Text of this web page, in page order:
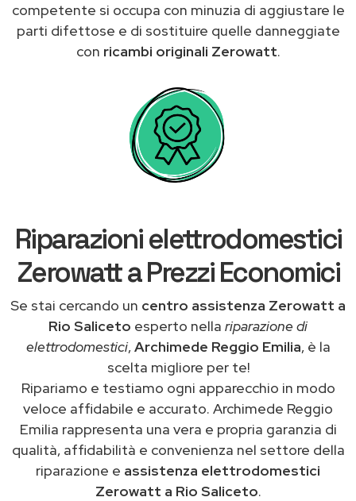
competente si occupa con minuzia di aggiustare le
parti difettose e di sostituire quelle danneggiate
con ricambi originali Zerowatt.
Riparazioni elettrodomestici
Zerowatt a Prezzi Economici
Se stai cercando un centro assistenza Zerowatt a
Rio Saliceto esperto nella riparazione di
elettrodomestici,Archimede Reggio Emilia, è la
scelta migliore per te!
Ripariamo e testiamo ogni apparecchio in modo
veloce affidabile e accurato. Archimede Reggio
Emilia rappresenta una vera e propria garanzia di
qualità, affidabilità e convenienza nel settore della
riparazione e assistenza elettrodomestici
Zerowatt a Rio Saliceto.